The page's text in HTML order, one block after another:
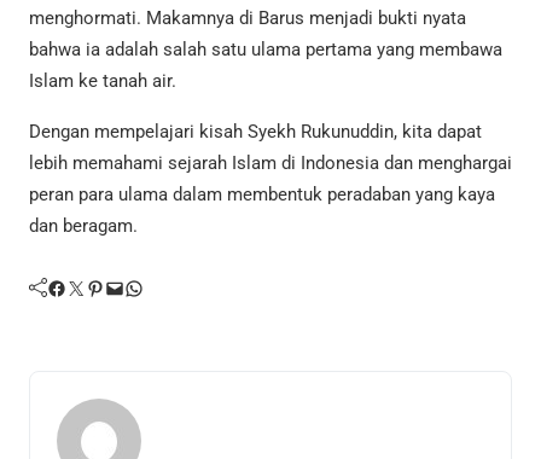
menghormati. Makamnya di Barus menjadi bukti nyata
bahwa ia adalah salah satu ulama pertama yang membawa
Islam ke tanah air.
Dengan mempelajari kisah Syekh Rukunuddin, kita dapat
lebih memahami sejarah Islam di Indonesia dan menghargai
peran para ulama dalam membentuk peradaban yang kaya
dan beragam.
Facebook Twitter Pinterest Mail WhatsApp